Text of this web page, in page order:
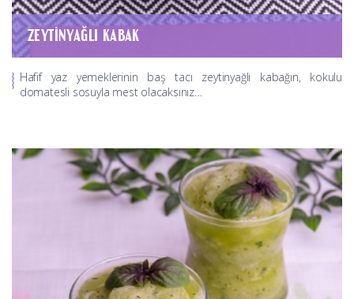
ZEYTINYAĞLI KABAK
Hafif yaz yemeklerinin baş tacı zeytinyağlı kabağın, kokulu
domatesli sosuyla mest olacaksınız…